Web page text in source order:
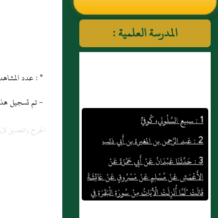
النووي رحمهم الله تعالى
المدرسة العلمية :
1 : سبيع السَّلُولي، كُوفيٌّ
2 : عَبد الرَّحمن بن المغيرة بن أَبي ذئب
3 : حَدَّثَنَا عَبْدَانُ عَنْ أَبِي حَمْزَةَ عَنْ
الأَعْمَشِ عَنْ مُسْلِمٍ عَنْ مَسْرُوقٍ عَنْ عَائِشَةَ
قَالَتْ "لَمَّا أُنْزِلَتْ الْآيَاتُ مِنْ سُورَةِ الْبَقَرَةِ فِي
الرِّبَا خَرَجَ النَّبِيُّ صَلَّى اللَّهُ عَلَيْهِ وَسَلَّمَ إِلَى
* : عدد المشاهدات و التنزيل منذ 21 ماي
- تم تسجيل هذه
الجرح والتعديل